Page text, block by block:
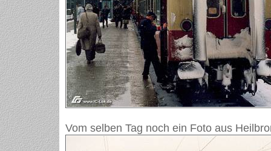
Vom selben Tag noch ein Foto aus